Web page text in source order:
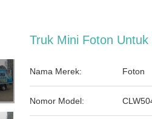
Truk Mini Foton
Nama Merek: Foton
Nomor Model: